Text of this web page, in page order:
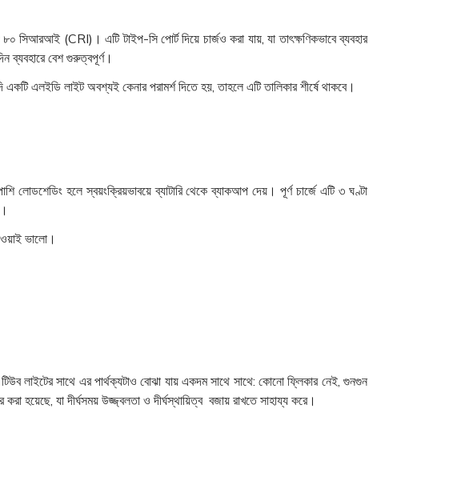
সিআরআই (CRI)। এটি টাইপ-সি পোর্ট দিয়ে চার্জও করা যায়, যা তাৎক্ষণিকভাবে ব্যবহার
ব্যবহারে বেশ গুরুত্বপূর্ণ।
একটি এলইডি লাইট অবশ্যই কেনার পরামর্শ দিতে হয়, তাহলে এটি তালিকার শীর্ষে থাকবে।
হলে স্বয়ংক্রিয়ভাবয়ে ব্যাটারি থেকে ব্যাকআপ দেয়। পূর্ণ চার্জে এটি ৩ ঘণ্টা
ভালো।
লাইটের সাথে এর পার্থক্যটাও বোঝা যায় একদম সাথে সাথে: কোনো ফ্লিকার নেই, গুনগুন
হয়েছে, যা দীর্ঘসময় উজ্জ্বলতা ও দীর্ঘস্থায়িত্ব বজায় রাখতে সাহায্য করে।